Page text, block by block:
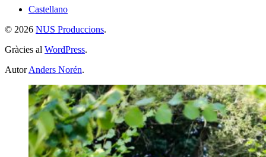
Castellano
© 2026 NUS Produccions.
Gràcies al WordPress.
AutorAnders Norén.